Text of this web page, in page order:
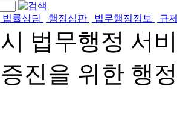
법률상담 행정심판 법무행정정보 규
법무행정 서
진을 위한 행